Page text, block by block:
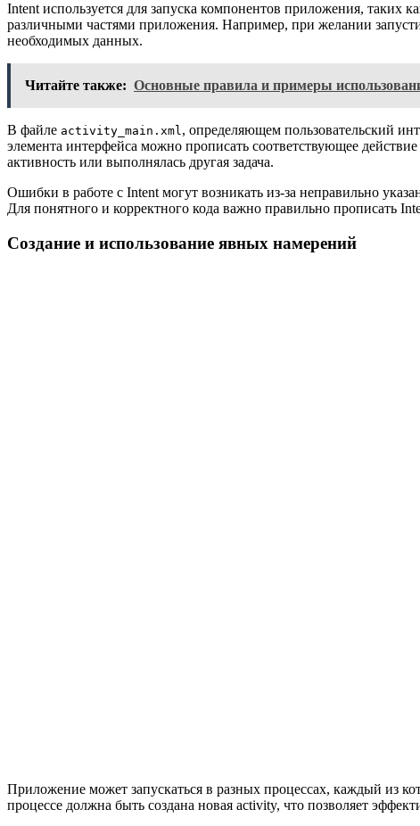
Intent используется для запуска компонентов приложения, таких
различными частями приложения. Например, при желании
необходимых данных.
Читайте также: Основные правила и примеры
В файле activity_main.xml, определяющем пользовательский
элемента интерфейса можно прописать соответствующее
активность или выполнялась другая задача.
Ошибки в работе с Intent могут возникать из-за неправильно
Для понятного и корректного кода важно правильно прописать
Создание и использование явных намерений
Приложение может запускаться в разных процессах, каждый из
процессе должна быть создана новая activity, что позволяет